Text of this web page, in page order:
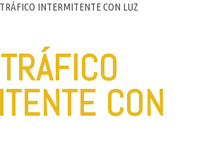
INTERMITENTE CON LUZ
CON